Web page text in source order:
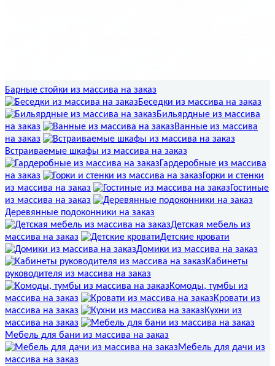
Барные стойки из массива на заказ
Беседки из массива на заказ
Бильярдные из массива
на заказ
Ванные из массива
на заказ
Встраиваемые шкафы из массива на заказ
Гардеробные из массива
на заказ
Горки и стенки
из массива на заказ
Гостиные
из массива на заказ
Деревянные подоконники на заказ
Детская мебель из
массива на заказ
Детские кровати
Домики из массива на заказ
Кабинеты
руководителя из массива на заказ
Комоды, тумбы из
массива на заказ
Кровати из
массива на заказ
Кухни из
массива на заказ
Мебель для бани из массива на заказ
Мебель для дачи из
массива на заказ